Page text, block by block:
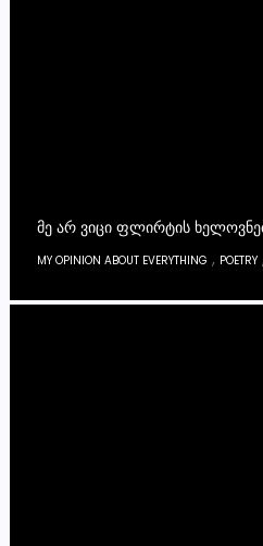
ᲛᲔ ᲐᲠ ᲕᲘᲪᲘ ᲤᲚᲘᲠᲢᲘᲡ
MY OPINION ABOUT EVERYTHING , POETRY ,